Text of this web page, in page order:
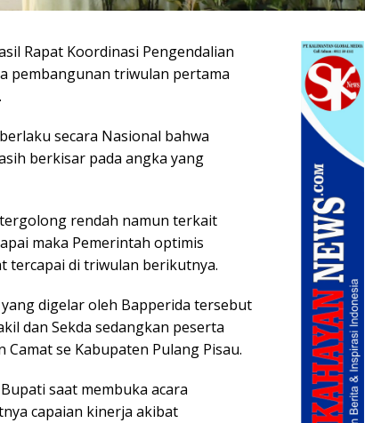
Rapat Koordinasi Pengendalian
pembangunan triwulan pertama
secara Nasional bahwa
berkisar pada angka yang
rendah namun terkait
maka Pemerintah optimis
tercapai di triwulan berikutnya.
digelar oleh Bapperida tersebut
dan Sekda sedangkan peserta
se Kabupaten Pulang Pisau.
saat membuka acara
capaian kinerja akibat